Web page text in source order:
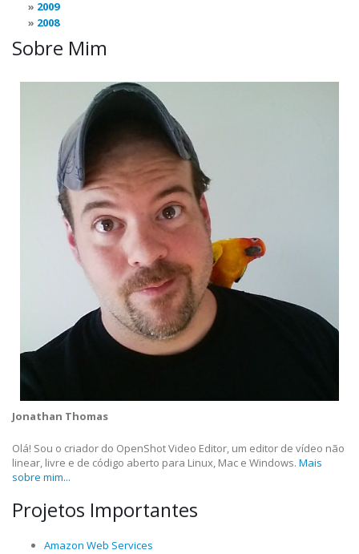
2009
2008
Sobre Mim
Jonathan Thomas
Olá! Sou o criador do OpenShot Video Editor, um editor de vídeo não
linear, livre e de código aberto para Linux, Mac e Windows. Mais
sobre mim...
Projetos Importantes
Amazon Web Services